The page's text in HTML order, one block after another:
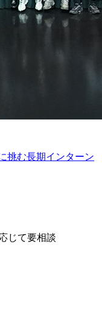
挑む長期インターン
じて要相談